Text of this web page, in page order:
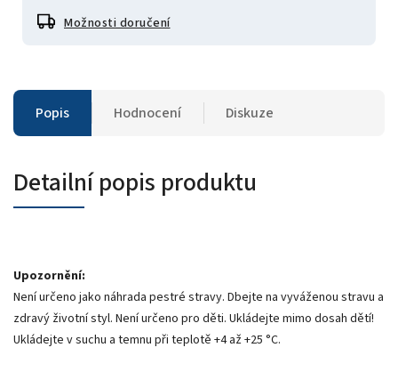
Možnosti doručení
Popis Hodnocení Diskuze
Detailní popis produktu
Upozornění:
Není určeno jako náhrada pestré stravy. Dbejte na vyváženou stravu a
zdravý životní styl. Není určeno pro děti. Ukládejte mimo dosah dětí!
Ukládejte v suchu a temnu při teplotě +4 až +25 °C.